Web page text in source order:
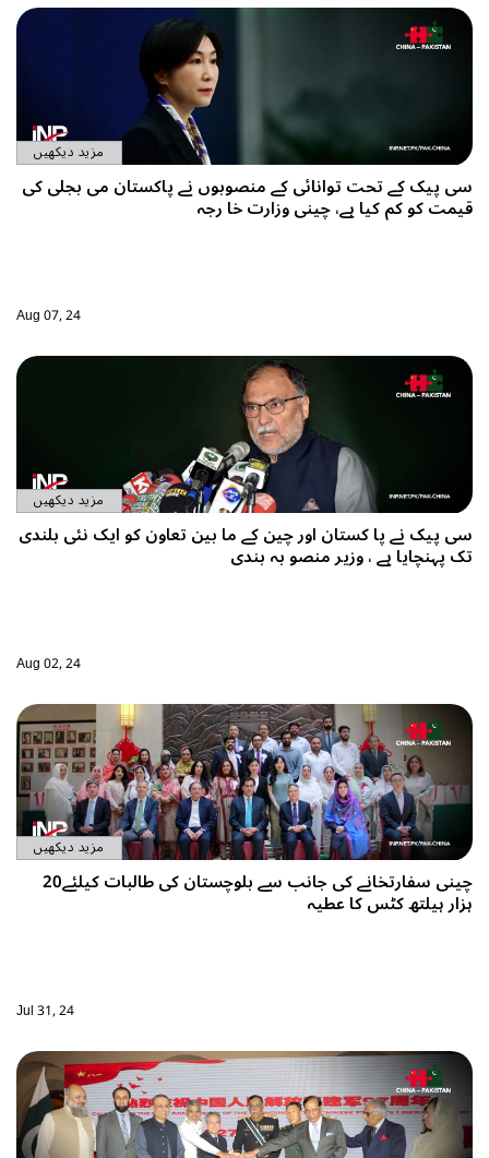
مزید دیکھیں
سی پیک کے تحت توانائی کے منصوبوں نے پاکستان می‌ بجلی کی
قیمت کو کم کیا ہے، چینی وزارت خا رجہ
Aug 07, 24
مزید دیکھیں
سی پیک نے پا کستان اور چین کے ما بین تعاون کو ایک نئی بلندی
تک پہنچایا ہے ، وزیر منصو بہ بندی
Aug 02, 24
مزید دیکھیں
چینی سفارتخانے کی جانب سے بلوچستان کی طالبات کیلئے20
ہزار ہیلتھ کٹس کا عطیہ
Jul 31, 24